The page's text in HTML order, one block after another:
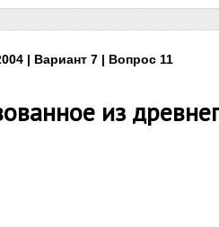
| Вариант 7 | Вопрос 11
из